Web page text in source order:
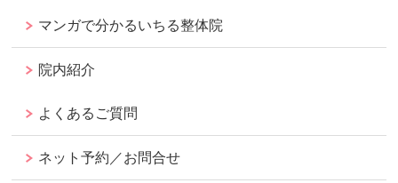
マンガで分かるいちる整体院
院内紹介
よくあるご質問
ネット予約／お問合せ